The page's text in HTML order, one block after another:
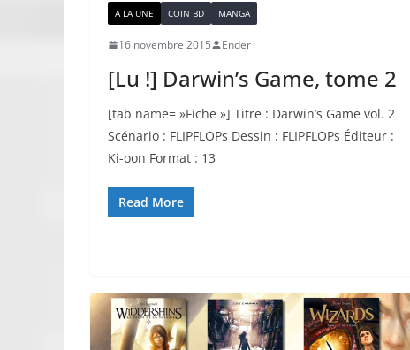
A LA UNE COIN BD MANGA
16 novembre 2015 Ender
[Lu !] Darwin’s Game, tome 2
[tab name= »Fiche »] Titre : Darwin’s Game vol. 2
Scénario : FLIPFLOPs Dessin : FLIPFLOPs Éditeur :
Ki-oon Format : 13
Read More